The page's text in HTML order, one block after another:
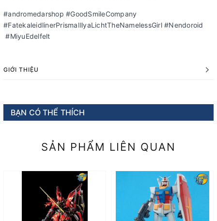
#andromedarshop #GoodSmileCompany
#FatekaleidlinerPrismaIllyaLichtTheNamelessGirl #Nendoroid
#MiyuEdelfelt
GIỚI THIỆU
BẠN CÓ THỂ THÍCH
SẢN PHẨM LIÊN QUAN